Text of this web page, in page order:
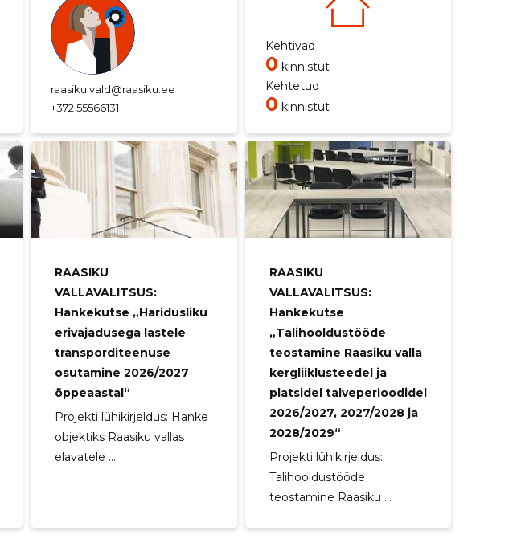
raasiku.vald@raasiku.ee
+372 55566131
Kehtivad
0 kinnistut
Kehtetud
0 kinnistut
RAASIKU
VALLAVALITSUS:
Hankekutse „Haridusliku
erivajadusega lastele
transporditeenuse
osutamine 2026/2027
õppeaastal“
Projekti lühikirjeldus: Hanke
objektiks Raasiku vallas
elavatele ...
RAASIKU
VALLAVALITSUS:
Hankekutse
„Talihooldustööde
teostamine Raasiku valla
kergliiklusteedel ja
platsidel talveperioodidel
2026/2027, 2027/2028 ja
2028/2029“
Projekti lühikirjeldus:
Talihooldustööde
teostamine Raasiku ...